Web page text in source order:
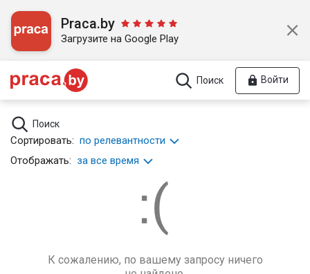
Praca.by
Загрузите на Google Play
Поиск Войти
Поиск
Сортировать: по релевантности
Отображать: за все время
К сожалению, по вашему запросу ничего